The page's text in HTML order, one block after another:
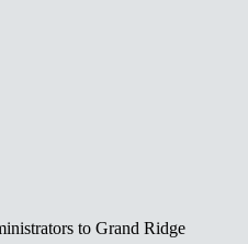
to Grand Ridge